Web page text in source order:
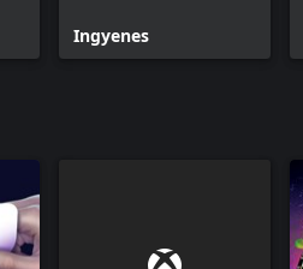
Ingyenes